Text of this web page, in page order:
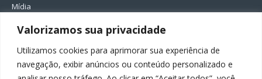
Valorizamos sua privacidade
Utilizamos cookies para aprimorar sua experiência de
navegação, exibir anúncios ou conteúdo personalizado e
Mídia
Entretenimento
Política